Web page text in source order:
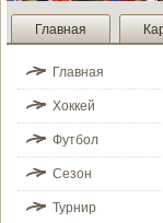
Главная
Главная
Хоккей
Футбол
Сезон
Турнир